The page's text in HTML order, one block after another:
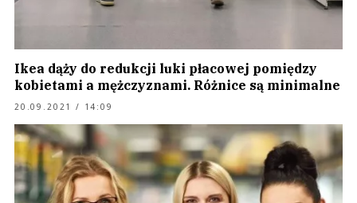
Ikea dąży do redukcji luki płacowej pomiędzy
kobietami a mężczyznami. Różnice są minimalne
20.09.2021 / 14:09